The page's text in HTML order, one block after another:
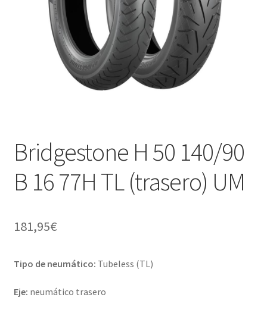
Bridgestone H 50 140/90
B 16 77H TL (trasero) UM
181,95€
Tipo de neumático: Tubeless (TL)
Eje: neumático trasero